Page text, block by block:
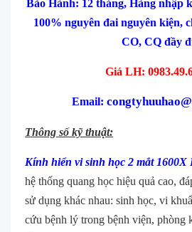
Bảo Hành: 12 tháng, Hàng nhập
100% nguyên đai nguyên kiện,
CO, CQ đầy
Giá LH:
Email:
Thông số kỹ thuật:
Kính hiển vi sinh học 2 mắt 1600X
hệ thống quang học hiệu quả cao,
sử dụng khác nhau: sinh học, vi
cứu bệnh lý trong bệnh viện, phòng